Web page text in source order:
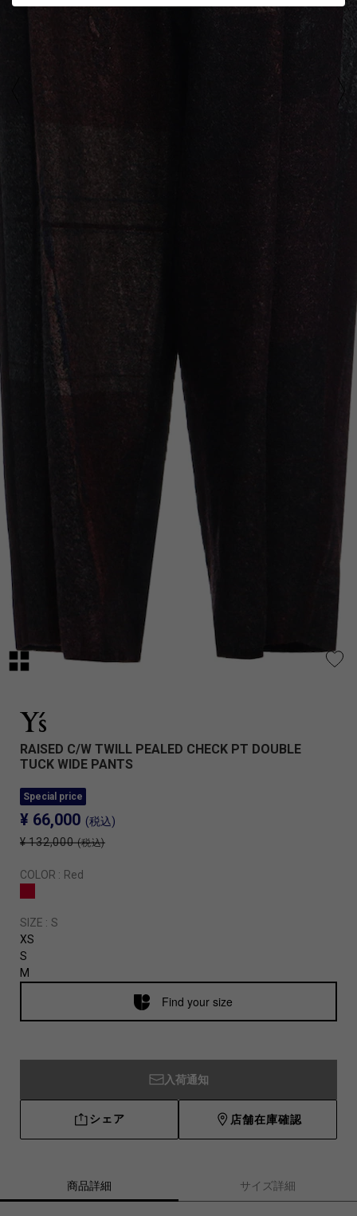
RAISED C/W TWILL PEALED CHECK PT DOUBLE
TUCK WIDE PANTS
Special price
¥ 66,000 (税込)
¥ 132,000 (税込)
COLOR : Red
SIZE : S
XS
S
M
Find your size
入荷通知
シェア 店舗在庫確認
商品詳細 サイズ詳細